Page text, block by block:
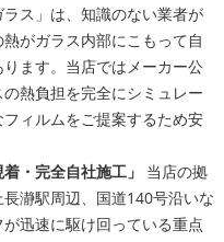
ス」は、知識のない業者が
がガラス内部にこもって自
ます。当店ではメーカー公
熱負担を完全にシミュレー
ィルムをご提案するため安
・完全自社施工」
当店の拠
瀞駅周辺、国道140号沿いな
迅速に駆け回っている重点